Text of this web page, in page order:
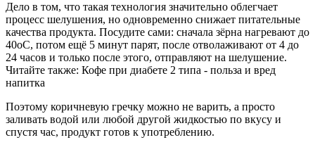
Дело в том, что такая технология значительно облегчает
процесс шелушения, но одновременно снижает питательные
качества продукта. Посудите сами: сначала зёрна нагревают до
40оС, потом ещё 5 минут парят, после отволаживают от 4 до
24 часов и только после этого, отправляют на шелушение.
Читайте также: Кофе при диабете 2 типа - польза и вред
напитка
Поэтому коричневую гречку можно не варить, а просто
заливать водой или любой другой жидкостью по вкусу и
спустя час, продукт готов к употреблению.